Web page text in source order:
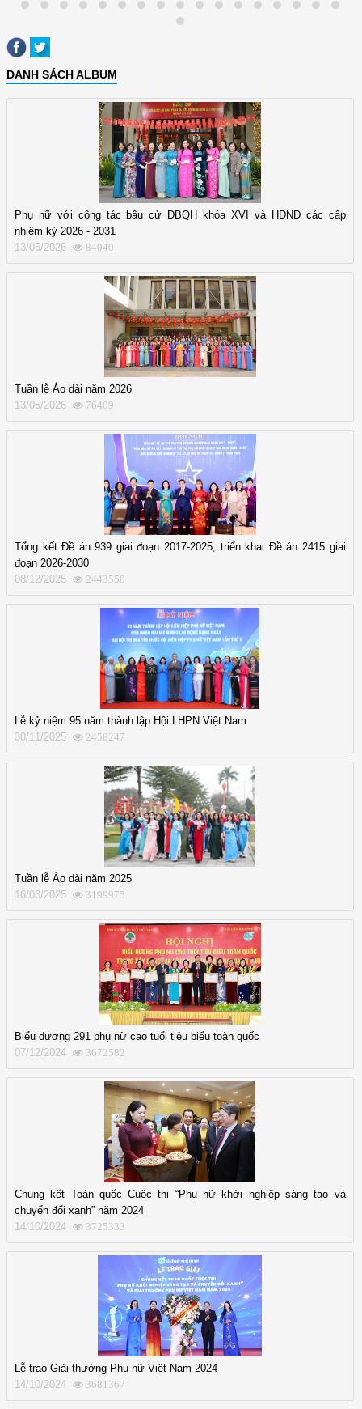
DANH SÁCH ALBUM
Phụ nữ với công tác bầu cử ĐBQH khóa XVI và HĐND các cấp
nhiệm kỳ 2026 - 2031
13/05/2026
84040
Tuần lễ Áo dài năm 2026
13/05/2026
76409
Tổng kết Đề án 939 giai đoạn 2017-2025; triển khai Đề án 2415 giai
đoạn 2026-2030
08/12/2025
2443550
Lễ kỷ niệm 95 năm thành lập Hội LHPN Việt Nam
30/11/2025
2458247
Tuần lễ Áo dài năm 2025
16/03/2025
3199975
Biểu dương 291 phụ nữ cao tuổi tiêu biểu toàn quốc
07/12/2024
3672582
Chung kết Toàn quốc Cuộc thi “Phụ nữ khởi nghiệp sáng tạo và
chuyển đổi xanh” năm 2024
14/10/2024
3725333
Lễ trao Giải thưởng Phụ nữ Việt Nam 2024
14/10/2024
3681367